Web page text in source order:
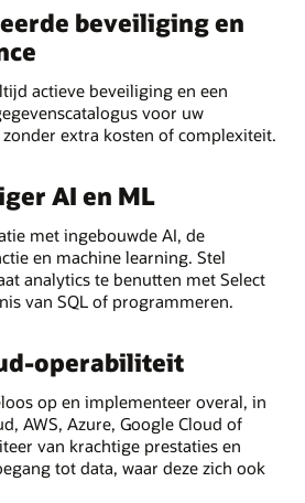
beveiliging en
actieve beveiliging en een
voor uw
extra kosten of complexiteit.
AI en ML
met ingebouwde AI, de
en machine learning. Stel
analytics te benutten met Select
van SQL of programmeren.
operabiliteit
op en implementeer overal, in
AWS, Azure, Google Cloud of
van krachtige prestaties en
tot data, waar deze zich ook